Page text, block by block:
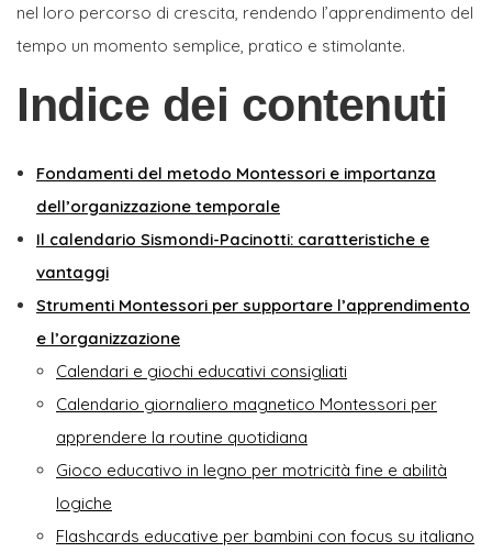
nel loro percorso di crescita, rendendo l’apprendimento del
tempo un momento semplice, pratico e stimolante.
Indice dei contenuti
Fondamenti del metodo Montessori e importanza
dell’organizzazione temporale
Il calendario Sismondi-Pacinotti: caratteristiche e
vantaggi
Strumenti Montessori per supportare l’apprendimento
e l’organizzazione
Calendari e giochi educativi consigliati
Calendario giornaliero magnetico Montessori per
apprendere la routine quotidiana
Gioco educativo in legno per motricità fine e abilità
logiche
Flashcards educative per bambini con focus su italiano